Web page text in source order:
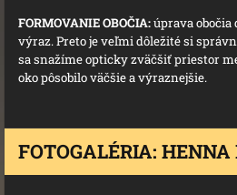
FORMOVANIE OBOČIA:úprava
výraz. Preto je veľmi dôležité si
sa snažíme opticky zväčšiť priestor
oko pôsobilo väčšie a výraznejšie.
FOTOGALÉRIA: HENNA